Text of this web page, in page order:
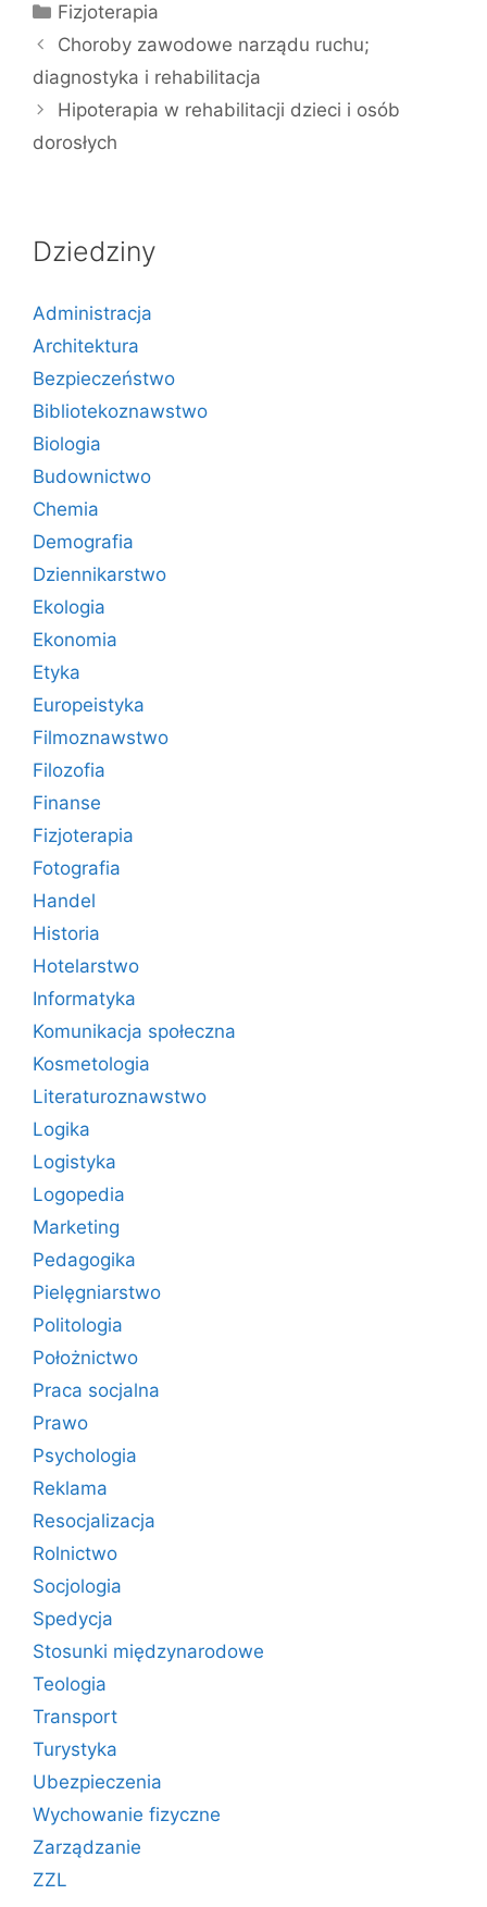
Kategorie
Fizjoterapia
Choroby zawodowe narządu ruchu;
diagnostyka i rehabilitacja
Hipoterapia w rehabilitacji dzieci i osób
dorosłych
Dziedziny
Administracja
Architektura
Bezpieczeństwo
Bibliotekoznawstwo
Biologia
Budownictwo
Chemia
Demografia
Dziennikarstwo
Ekologia
Ekonomia
Etyka
Europeistyka
Filmoznawstwo
Filozofia
Finanse
Fizjoterapia
Fotografia
Handel
Historia
Hotelarstwo
Informatyka
Komunikacja społeczna
Kosmetologia
Literaturoznawstwo
Logika
Logistyka
Logopedia
Marketing
Pedagogika
Pielęgniarstwo
Politologia
Położnictwo
Praca socjalna
Prawo
Psychologia
Reklama
Resocjalizacja
Rolnictwo
Socjologia
Spedycja
Stosunki międzynarodowe
Teologia
Transport
Turystyka
Ubezpieczenia
Wychowanie fizyczne
Zarządzanie
ZZL